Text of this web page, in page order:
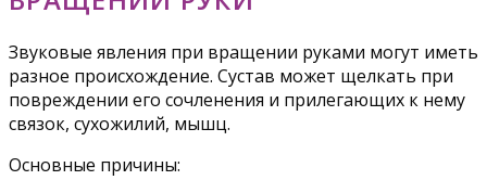
Звуковые явления при вращении руками могут иметь
разное происхождение. Сустав может щелкать при
повреждении его сочленения и прилегающих к нему
связок, сухожилий, мышц.
Основные причины: